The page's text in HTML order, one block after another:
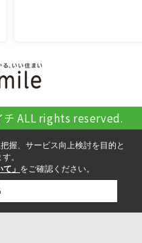
ALL rights reserved.
握、サービス向上検討を目的と
。
」 をご確認ください。